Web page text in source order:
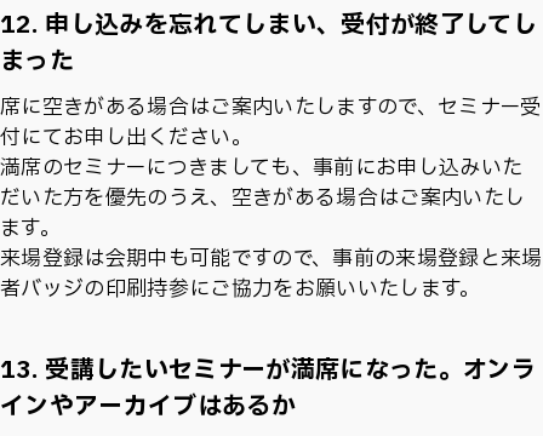
12. 申し込みを忘れてしまい、受付が終了してし
まった
席に空きがある場合はご案内いたしますので、セミナー受
付にてお申し出ください。
満席のセミナーにつきましても、事前にお申し込みいた
だいた方を優先のうえ、空きがある場合はご案内いたし
ます。
来場登録は会期中も可能ですので、事前の来場登録と来場
者バッジの印刷持参にご協力をお願いいたします。
13. 受講したいセミナーが満席になった。オンラ
インやアーカイブはあるか